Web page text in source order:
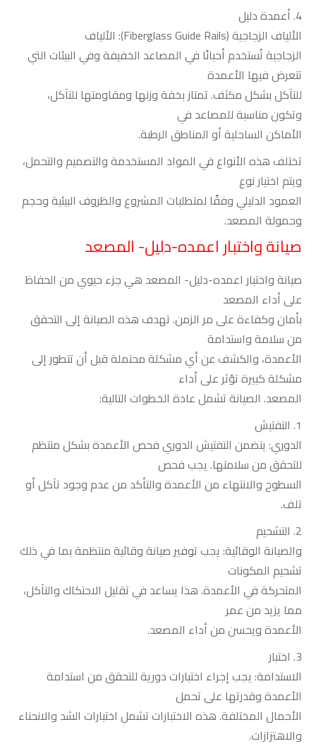
4. أعمدة دليل
الألياف الزجاجية(Fiberglass Guide Rails):
الألياف
الزجاجية تُستخدم أحيانًا في المصاعد الخفيفة وفي البيئات التي
تتعرض فيها الأعمدة
للتآكل بشكل مكثف. تمتاز بخفة وزنها ومقاومتها للتآكل،
وتكون مناسبة للمصاعد في
الأماكن الساحلية أو المناطق الرطبة.
تختلف هذه الأنواع في المواد المستخدمة والتصميم والتحمل،
ويتم اختيار نوع
العمود الدليلي وفقًا لمتطلبات المشروع والظروف البيئية وحجم
وحمولة المصعد.
صيانة واختبار اعمده-دليل- المصعد
صيانة واختبار اعمده-دليل- المصعد هي جزء حيوي من الحفاظ
على أداء المصعد
بأمان وكفاءة على مر الزمن. تهدف هذه الصيانة إلى التحقق
من سلامة واستدامة
الأعمدة، والكشف عن أي مشكلة محتملة قبل أن تتطور إلى
مشكلة كبيرة تؤثر على أداء
المصعد. الصيانة تشمل عادة الخطوات التالية:
1. التفتيش
الدوري: يتضمن التفتيش الدوري فحص الأعمدة بشكل منتظم
للتحقق من سلامتها. يجب فحص
السطوح والانتهاء من الأعمدة والتأكد من عدم وجود تآكل أو
تلف.
2. التشحيم
والصيانة الوقائية: يجب توفير صيانة وقائية منتظمة بما في ذلك
تشحيم المكونات
المتحركة في الأعمدة. هذا يساعد في تقليل الاحتكاك والتآكل،
مما يزيد من عمر
الأعمدة ويحسن من أداء المصعد.
3. اختبار
الاستدامة: يجب إجراء اختبارات دورية للتحقق من استدامة
الأعمدة وقدرتها على تحمل
الأحمال المختلفة. هذه الاختبارات تشمل اختبارات الشد والانحناء
والاهتزازات.